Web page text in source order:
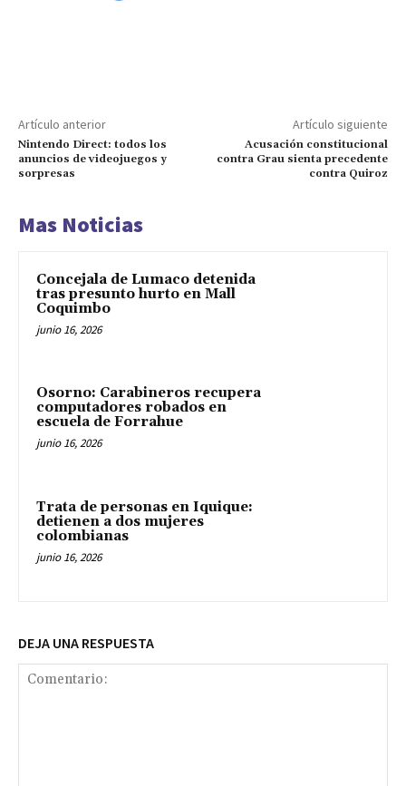
Artículo anterior
Nintendo Direct: todos los
anuncios de videojuegos y
sorpresas
Artículo siguiente
Acusación constitucional
contra Grau sienta precedente
contra Quiroz
Mas Noticias
Concejala de Lumaco detenida
tras presunto hurto en Mall
Coquimbo
junio 16, 2026
Osorno: Carabineros recupera
computadores robados en
escuela de Forrahue
junio 16, 2026
Trata de personas en Iquique:
detienen a dos mujeres
colombianas
junio 16, 2026
DEJA UNA RESPUESTA